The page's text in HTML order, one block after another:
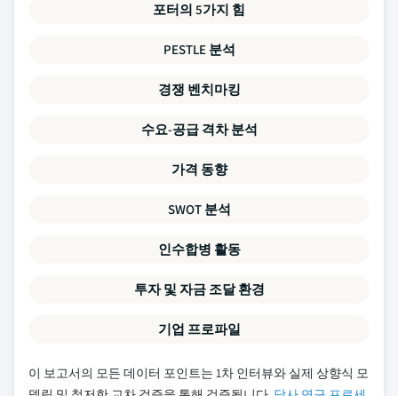
포터의 5가지 힘
PESTLE 분석
경쟁 벤치마킹
수요-공급 격차 분석
가격 동향
SWOT 분석
인수합병 활동
투자 및 자금 조달 환경
기업 프로파일
이 보고서의 모든 데이터 포인트는 1차 인터뷰와 실제 상향식 모